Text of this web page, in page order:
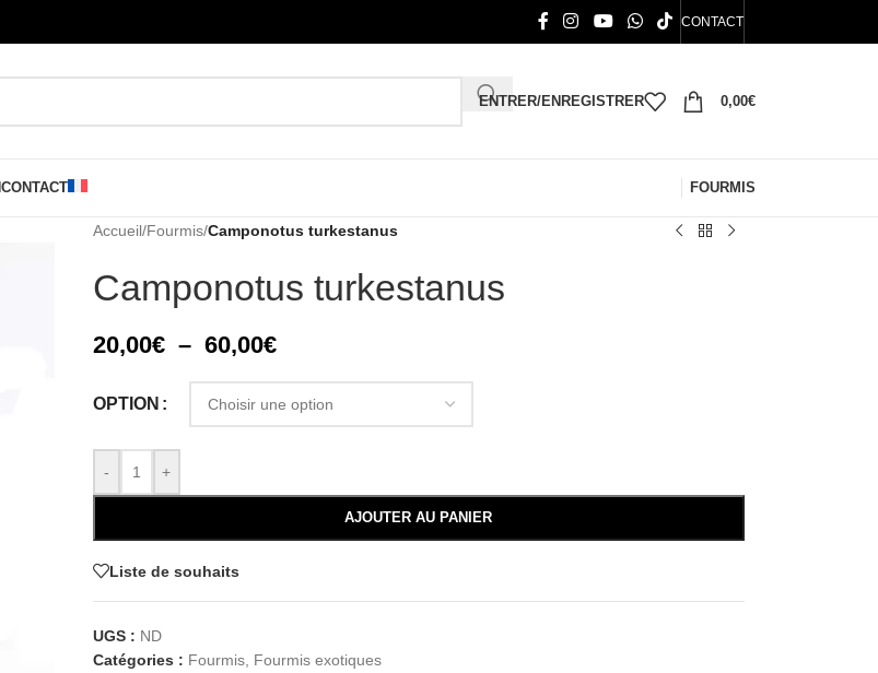
CONTACT
ENTRER/ENREGISTRER 0,00€
CONTACT FOURMIS
Accueil/Fourmis/Camponotus turkestanus
Camponotus turkestanus
20,00€ – 60,00€
OPTION
- +
AJOUTER AU PANIER
Liste de souhaits
UGS : ND
Catégories : Fourmis, Fourmis exotiques